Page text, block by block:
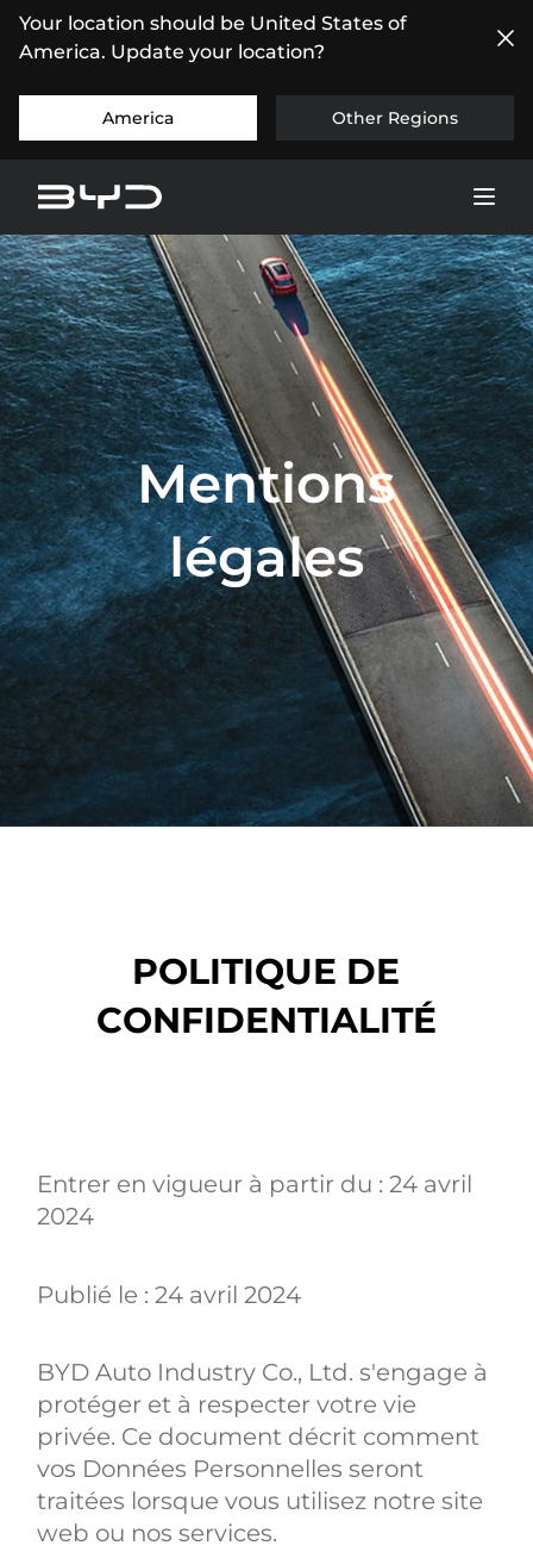
Your location should be United States of
America. Update your location?
America Other Regions
Mentions
légales
POLITIQUE DE
CONFIDENTIALITÉ
Entrer en vigueur à partir du : 24 avril
2024
Publié le : 24 avril 2024
BYD Auto Industry Co., Ltd. s'engage à
protéger et à respecter votre vie
privée. Ce document décrit comment
vos Données Personnelles seront
traitées lorsque vous utilisez notre site
web ou nos services.